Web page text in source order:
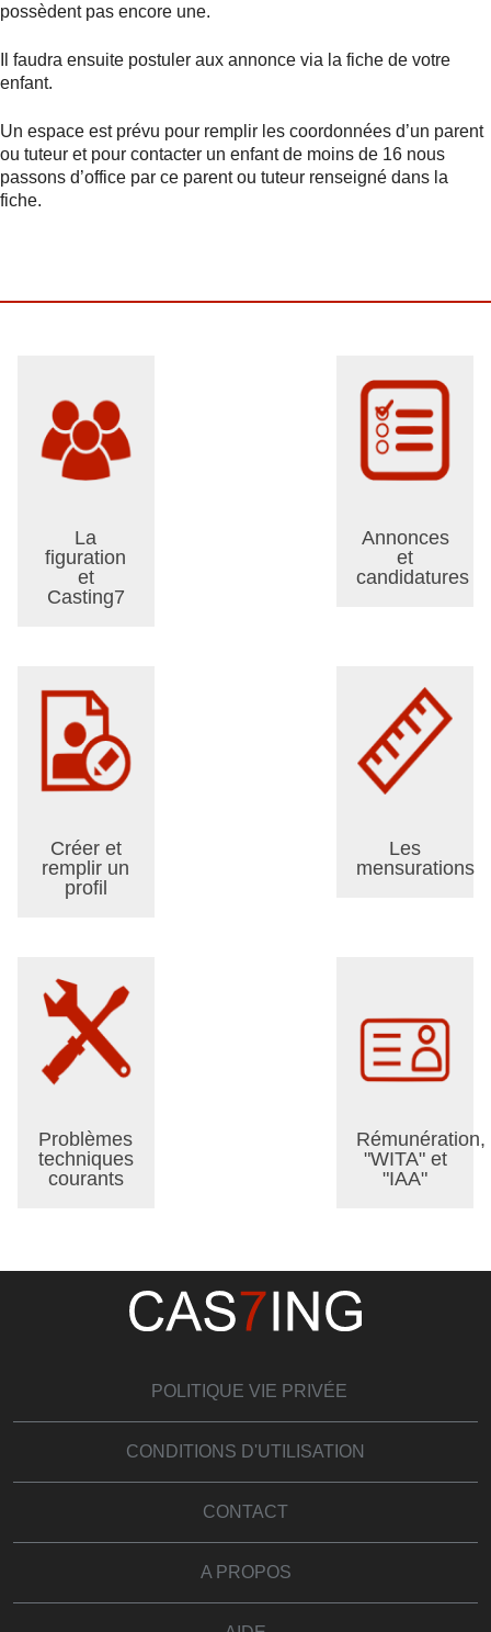
possèdent pas encore une.
Il faudra ensuite postuler aux annonce via la fiche de votre
enfant.
Un espace est prévu pour remplir les coordonnées d’un parent
ou tuteur et pour contacter un enfant de moins de 16 nous
passons d’office par ce parent ou tuteur renseigné dans la
fiche.
La
figuration
et
Casting7
Annonces
et
candidatures
Créer et
remplir un
profil
Les
mensurations
Problèmes
techniques
courants
Rémunération,
"WITA" et
"IAA"
POLITIQUE VIE PRIVÉE
CONDITIONS D'UTILISATION
CONTACT
A PROPOS